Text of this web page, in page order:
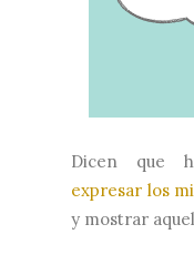
Dicen que
expresar los
y mostrar